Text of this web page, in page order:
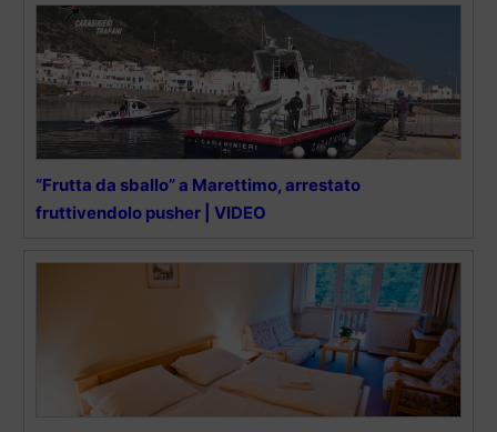
“Frutta da sballo” a Marettimo, arrestato
fruttivendolo pusher | VIDEO